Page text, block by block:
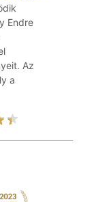
Endre
Az
a